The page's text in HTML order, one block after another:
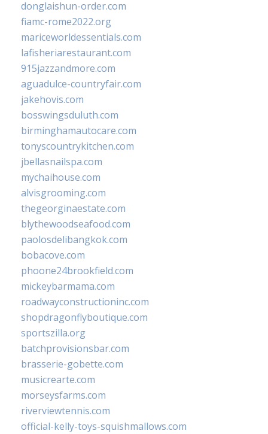
donglaishun-order.com
fiamc-rome2022.org
mariceworldessentials.com
lafisheriarestaurant.com
915jazzandmore.com
aguadulce-countryfair.com
jakehovis.com
bosswingsduluth.com
birminghamautocare.com
tonyscountrykitchen.com
jbellasnailspa.com
mychaihouse.com
alvisgrooming.com
thegeorginaestate.com
blythewoodseafood.com
paolosdelibangkok.com
bobacove.com
phoone24brookfield.com
mickeybarmama.com
roadwayconstructioninc.com
shopdragonflyboutique.com
sportszilla.org
batchprovisionsbar.com
brasserie-gobette.com
musicrearte.com
morseysfarms.com
riverviewtennis.com
official-kelly-toys-squishmallows.com